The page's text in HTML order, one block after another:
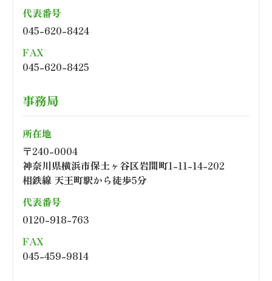
代表番号
045-620-8424
FAX
045-620-8425
事務局
所在地
〒240-0004
神奈川県横浜市保土ヶ谷区岩間町1-11-14-202
相鉄線 天王町駅から徒歩5分
代表番号
0120-918-763
FAX
045-459-9814